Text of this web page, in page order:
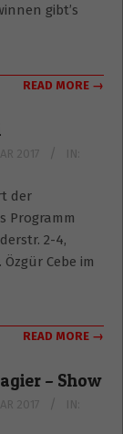
gibt’s
READ MORE →
2017
IN:
der
Programm
2-4,
Cebe im
READ MORE →
– Show
2017
IN: